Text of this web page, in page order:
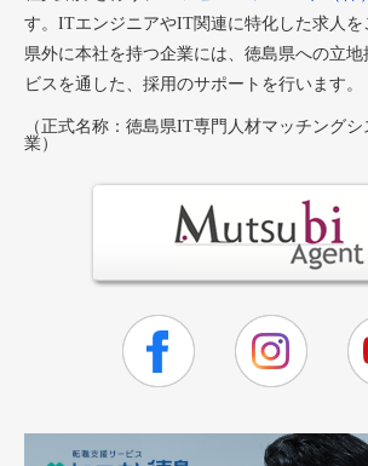
す。ITエンジニアやIT関連に特化した求人を
県外に本社を持つ企業には、徳島県への立
ビスを通した、採用のサポートを行います。
（正式名称：徳島県IT専門人材マッチング
業）